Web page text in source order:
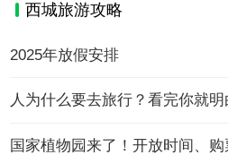
西城旅游攻略
2025年放假安排
人为什么要去旅行？看完你就明
国家植物园来了！开放时间、